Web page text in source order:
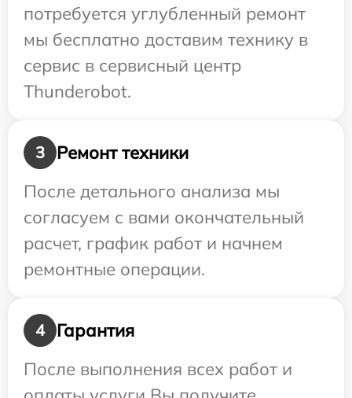
потребуется углубленный ремонт
мы бесплатно доставим технику в
сервис в сервисный центр
Thunderobot.
3
Ремонт техники
После детального анализа мы
согласуем с вами окончательный
расчет, график работ и начнем
ремонтные операции.
4
Гарантия
После выполнения всех работ и